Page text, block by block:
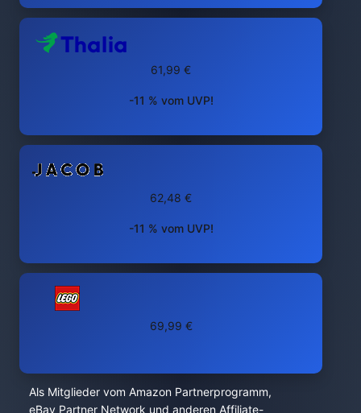
61,99 €
-11 % vom UVP!
62,48 €
-11 % vom UVP!
69,99 €
Als Mitglieder vom Amazon Partnerprogramm,
eBay Partner Network und anderen Affiliate-